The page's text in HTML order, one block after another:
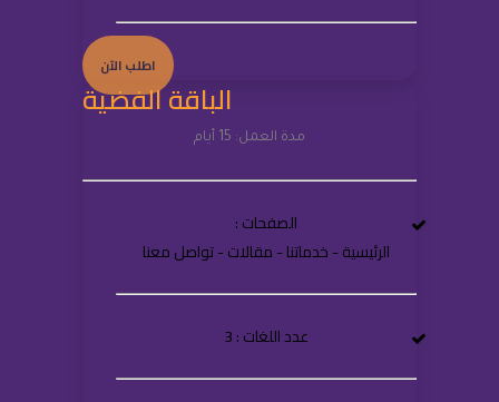
اطلب الآن
الباقة الفضية
مدة العمل: 15 أيام
الصفحات :
الرئيسية - خدماتنا - مقالات - تواصل معنا
عدد اللغات : 3